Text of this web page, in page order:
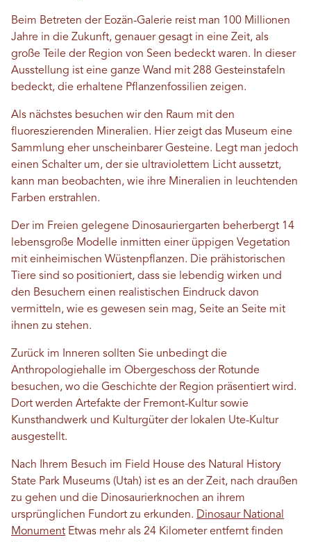
Beim Betreten der Eozän-Galerie reist man 100 Millionen
Jahre in die Zukunft, genauer gesagt in eine Zeit, als
große Teile der Region von Seen bedeckt waren. In dieser
Ausstellung ist eine ganze Wand mit 288 Gesteinstafeln
bedeckt, die erhaltene Pflanzenfossilien zeigen.
Als nächstes besuchen wir den Raum mit den
fluoreszierenden Mineralien. Hier zeigt das Museum eine
Sammlung eher unscheinbarer Gesteine. Legt man jedoch
einen Schalter um, der sie ultraviolettem Licht aussetzt,
kann man beobachten, wie ihre Mineralien in leuchtenden
Farben erstrahlen.
Der im Freien gelegene Dinosauriergarten beherbergt 14
lebensgroße Modelle inmitten einer üppigen Vegetation
mit einheimischen Wüstenpflanzen. Die prähistorischen
Tiere sind so positioniert, dass sie lebendig wirken und
den Besuchern einen realistischen Eindruck davon
vermitteln, wie es gewesen sein mag, Seite an Seite mit
ihnen zu stehen.
Zurück im Inneren sollten Sie unbedingt die
Anthropologiehalle im Obergeschoss der Rotunde
besuchen, wo die Geschichte der Region präsentiert wird.
Dort werden Artefakte der Fremont-Kultur sowie
Kunsthandwerk und Kulturgüter der lokalen Ute-Kultur
ausgestellt.
Nach Ihrem Besuch im Field House des Natural History
State Park Museums (Utah) ist es an der Zeit, nach draußen
zu gehen und die Dinosaurierknochen an ihrem
ursprünglichen Fundort zu erkunden. Dinosaur National
Monument Etwas mehr als 24 Kilometer entfernt finden